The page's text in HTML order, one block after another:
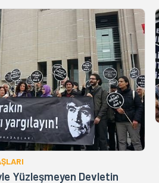
Yüzleşmeyen Devletin